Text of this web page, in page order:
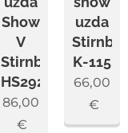
Show
V
Stirnband
HS292
86,00
€
uzda
K-115
66,00
€